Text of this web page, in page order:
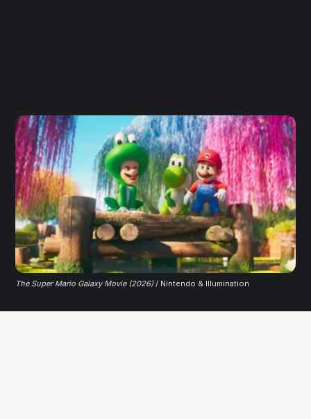
The Super Mario Galaxy Movie (2026)/ Nintendo & Illumination